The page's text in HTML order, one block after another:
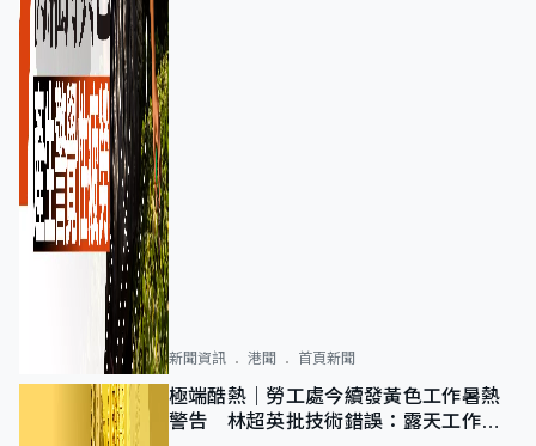
新聞資訊 港聞 首頁新聞
極端酷熱｜勞工處今續發黃色工作暑熱
警告 林超英批技術錯誤：露天工作不